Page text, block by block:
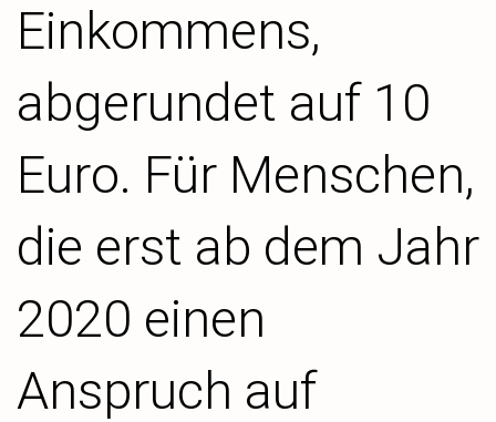
Einkommens,
abgerundet auf 10
Euro. Für Menschen,
die erst ab dem Jahr
2020 einen
Anspruch auf